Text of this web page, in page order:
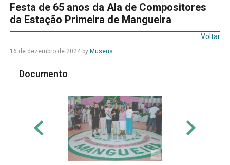
Festa de 65 anos da Ala de Compositores
da Estação Primeira de Mangueira
Voltar
16 de dezembro de 2024by Museus
Documento